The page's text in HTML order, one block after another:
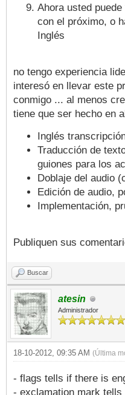
Ahora usted
con el próximo, o
Inglés
no tengo experiencia
interesó en llevar este
conmigo ... al menos
tiene que ser hecho en
Inglés
Traducción de
guiones para los
Doblaje del audio
Edición de audio,
Implementación,
Publiquen sus
Buscar
atesin
Administrador
18-10-2012, 09:35 AM (Última
- flags tells if there is
- exclamation mark